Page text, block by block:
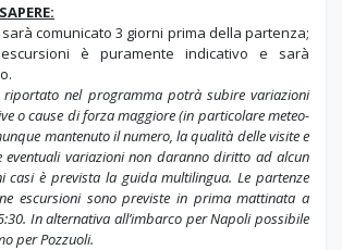
sarà comunicato 3 giorni prima della partenza;
è puramente indicativo e sarà
riportato nel programma potrà subire variazioni
o cause di forza maggiore (in particolare meteo-
mantenuto il numero, la qualità delle visite e
eventuali variazioni non daranno diritto ad alcun
casi è prevista la guida multilingua. Le partenze
escursioni sono previste in prima mattinata a
In alternativa all’imbarco per Napoli possibile
per Pozzuoli.